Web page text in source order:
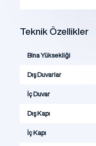
Teknik Özellikler
Bina Yüksekliği
Dış Duvarlar
İç Duvar
Dış Kapı
İç Kapı